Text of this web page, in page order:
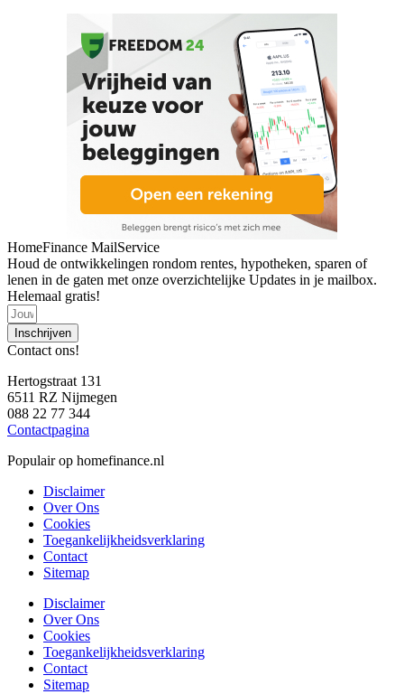
HomeFinance MailService
Houd de ontwikkelingen rondom rentes, hypotheken, sparen of
lenen in de gaten met onze overzichtelijke Updates in je mailbox.
Helemaal gratis!
Inschrijven
Contact ons!
Hertogstraat 131
6511 RZ Nijmegen
088 22 77 344
Contactpagina
Populair op homefinance.nl
Disclaimer
Over Ons
Cookies
Toegankelijkheidsverklaring
Contact
Sitemap
Disclaimer
Over Ons
Cookies
Toegankelijkheidsverklaring
Contact
Sitemap